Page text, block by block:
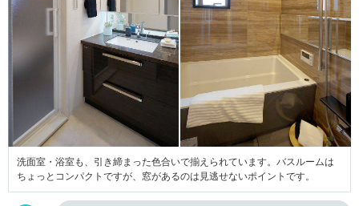
洗面室・浴室も、引き締まった色合いで揃えられています。バスルームは
ちょっとコンパクトですが、窓があるのは見逃せないポイントです。